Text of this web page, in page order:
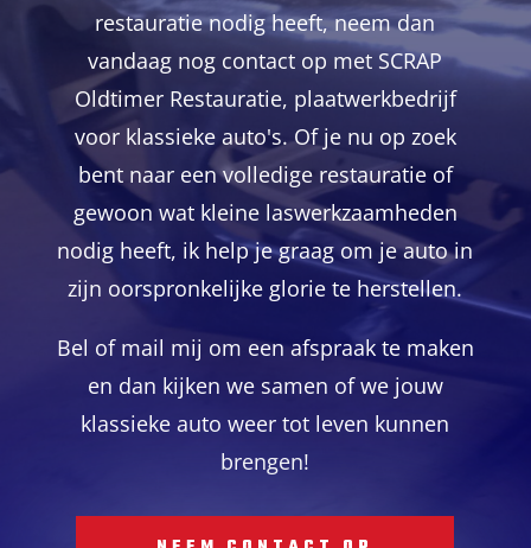
restauratie nodig heeft, neem dan
vandaag nog contact op met SCRAP
Oldtimer Restauratie, plaatwerkbedrijf
voor klassieke auto's. Of je nu op zoek
bent naar een volledige restauratie of
gewoon wat kleine laswerkzaamheden
nodig heeft, ik help je graag om je auto in
zijn oorspronkelijke glorie te herstellen.
Bel of mail mij om een afspraak te maken
en dan kijken we samen of we jouw
klassieke auto weer tot leven kunnen
brengen!